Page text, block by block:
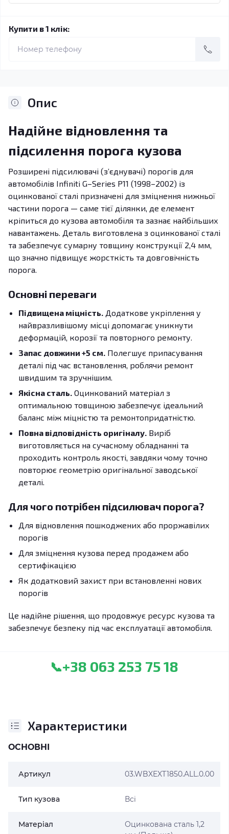
Купити в 1 клік:
Опис
Надійне відновлення та
підсилення порога кузова
Розширені підсилювачі (з’єднувачі) порогів для
автомобілів Infiniti G–Series P11 (1998–2002) із
оцинкованої сталі призначені для зміцнення нижньої
частини порога — саме тієї ділянки, де елемент
кріпиться до кузова автомобіля та зазнає найбільших
навантажень. Деталь виготовлена з оцинкованої сталі
та забезпечує сумарну товщину конструкції 2,4 мм,
що значно підвищує жорсткість та довговічність
порога.
Основні переваги
Підвищена міцність. Додаткове укріплення у
найвразливішому місці допомагає уникнути
деформацій, корозії та повторного ремонту.
Запас довжини +5 см. Полегшує припасування
деталі під час встановлення, роблячи ремонт
швидшим та зручнішим.
Якісна сталь. Оцинкований матеріал з
оптимальною товщиною забезпечує ідеальний
баланс між міцністю та ремонтопридатністю.
Повна відповідність оригіналу. Виріб
виготовляється на сучасному обладнанні та
проходить контроль якості, завдяки чому точно
повторює геометрію оригінальної заводської
деталі.
Для чого потрібен підсилювач порога?
Для відновлення пошкоджених або проржавілих
порогів
Для зміцнення кузова перед продажем або
сертифікацією
Як додатковий захист при встановленні нових
порогів
Це надійне рішення, що продовжує ресурс кузова та
забезпечує безпеку під час експлуатації автомобіля.
📞+38 063 253 75 18
Характеристики
ОСНОВНІ
Артикул 03.WBXEXT1850.ALL.0.00
Тип кузова Всі
Матеріал
Оцинкована сталь 1,2